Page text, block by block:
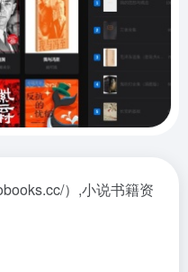
）,小说书籍资